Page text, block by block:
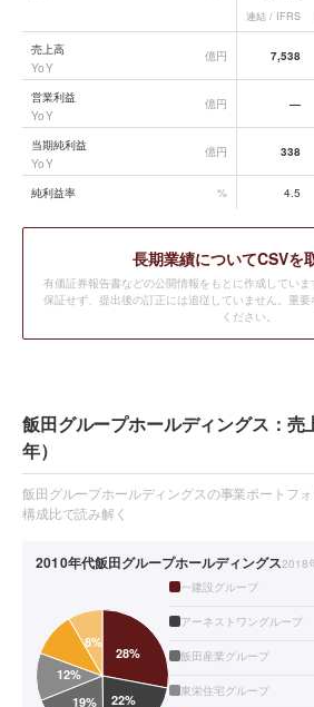
飯田グループホールディングス
連結 / IFRS
売上高
YoY
億円 7,538
営業利益
YoY
億円 —
当期純利益
YoY
億円 338
純利益率 % 4.5
長期業績についてCSVを
有価証券報告書などの公開情報をもとに作成してい
保証せず、提出後の訂正には追従していません。重
ください。
飯田グループホールディングス：売
年）
飯田グループホールディングスの事業ポートフ
構成比で読み解く
2010年代飯田グループホールディングス2018
一建設グループ
アーネストワングループ
飯田産業グループ
東栄住宅グループ